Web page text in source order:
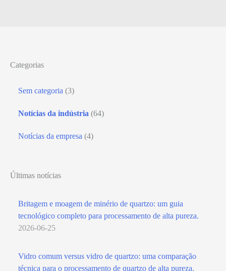
Categorias
Sem categoria (3)
Notícias da indústria (64)
Notícias da empresa (4)
Últimas notícias
Britagem e moagem de minério de quartzo: um guia
tecnológico completo para processamento de alta pureza.
2026-06-25
Vidro comum versus vidro de quartzo: uma comparação
técnica para o processamento de quartzo de alta pureza.